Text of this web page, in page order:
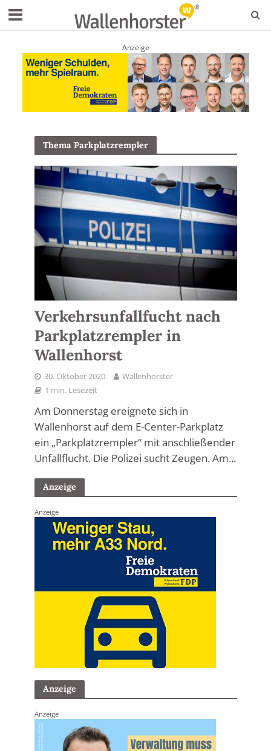
Anzeige
Thema Parkplatzrempler
Verkehrsunfallfucht nach
Parkplatzrempler in
Wallenhorst
30. Oktober 2020
Wallenhorster
1 min. Lesezeit
Am Donnerstag ereignete sich in
Wallenhorst auf dem E-Center-Parkplatz
ein „Parkplatzrempler“ mit anschließender
Unfallflucht. Die Polizei sucht Zeugen. Am...
Anzeige
Anzeige
Anzeige
Anzeige